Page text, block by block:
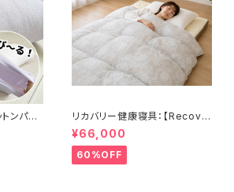
ンパイ
〜
リカバリー健康寝具：【Recove
rion】リカバリオン羽毛掛け布団
プラウシオン®加工
¥66,000
60%OFF